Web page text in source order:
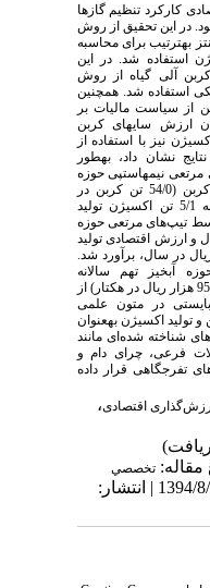
کارکرد تنظیم گازها
در این تحقیق از روش
به­ترتیب برای محاسبه
استفاده شد. در این
آلی گیاه از روش
استفاده شد.همچنین
از سیاست مالیات بر
ارزش سایه­ای کربن
نیز با استفاده از
نتایج نشان داد، به­طور
نیمه­استپی حوزه
آبخیز تهم، سالانه 9/1 تن دی‌اکسید کربن (54/0 تن کربن در
هکتار) جذب و به­طور متوسط سالانه 5/1 تن اکسیژن تولید
تیپ‌های مرتعی حوزه
در سال و ارزش اقتصادی تولید
با 4/10777 میلیون ریال در سال، برآورد شد.
آبخیز تهم سالانه
ارزشی معادل 8/13102 میلیون ریال (950 هزار ریال در هکتار) از
بایستی در متون علمی
تولید اکسیژن به­عنوان
شناخته شده‌ای مانند
فرعی، چرای دام و
تفرجگاهی قرار داده
اقتصادی،
تخصصي
دریافت: 1394/8/1 | پذیرش: 1394/8/1 | انتشار: